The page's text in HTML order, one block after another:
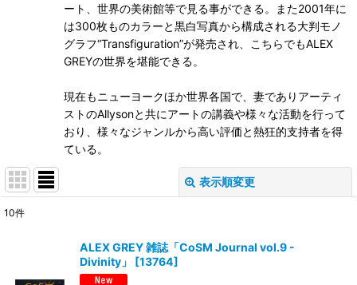
ート、世界の美術館等で見る事ができる。また2001年に
は300枚ものカラーと黒白写真から構成される大判モノ
グラフ“Transfiguration”が発売され、こちらでもALEX
GREYの世界を堪能できる。
現在もニューヨークほか世界各国で、妻でありアーティ
ストのAllysonと共にアートの講義や様々な活動を行って
おり、様々なジャンルから高い評価と熱狂的支持者を得
ている。
表示順変更
10件
ALEX GREY 雑誌「CoSM Journal vol.9 -
Divinity」
[13764]